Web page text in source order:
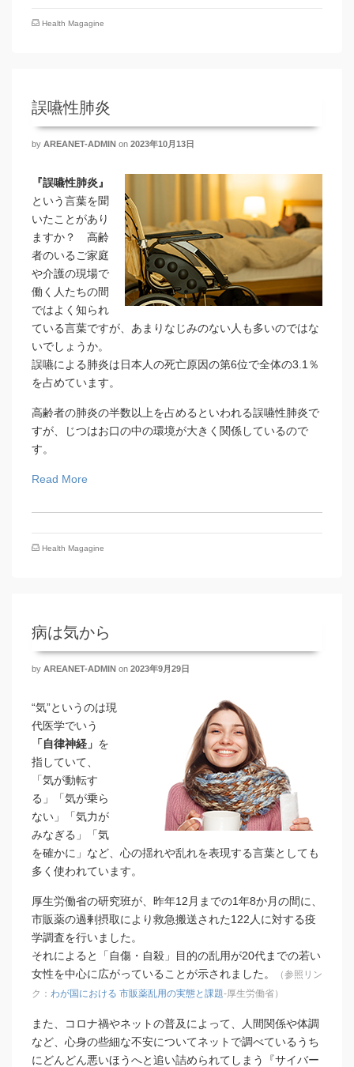
Health Magagine
誤嚥性肺炎
by AREANET-ADMIN on 2023年10月13日
『誤嚥性肺炎』
という言葉を聞
いたことがあり
ますか？ 高齢
者のいるご家庭
や介護の現場で
働く人たちの間
ではよく知られ
ている言葉ですが、あまりなじみのない人も多いのではな
いでしょうか。
誤嚥による肺炎は日本人の死亡原因の第6位で全体の3.1％
を占めています。
高齢者の肺炎の半数以上を占めるといわれる誤嚥性肺炎で
すが、じつはお口の中の環境が大きく関係しているので
す。
Read More
Health Magagine
病は気から
by AREANET-ADMIN on 2023年9月29日
“気”というのは現
代医学でいう
「自律神経」 を
指していて、
「気が動転す
る」「気が乗ら
ない」「気力が
みなぎる」「気
を確かに」など、心の揺れや乱れを表現する言葉としても
多く使われています。
厚生労働省の研究班が、昨年12月までの1年8か月の間に、
市販薬の過剰摂取により救急搬送された122人に対する疫
学調査を行いました。
それによると「自傷・自殺」目的の乱用が20代までの若い
女性を中心に広がっていることが示されました。
（参照リン
ク： わが国における 市販薬乱用の実態と課題-厚生労働省）
また、コロナ禍やネットの普及によって、人間関係や体調
など、心身の些細な不安についてネットで調べているうち
にどんどん悪いほうへと追い詰められてしまう『サイバー